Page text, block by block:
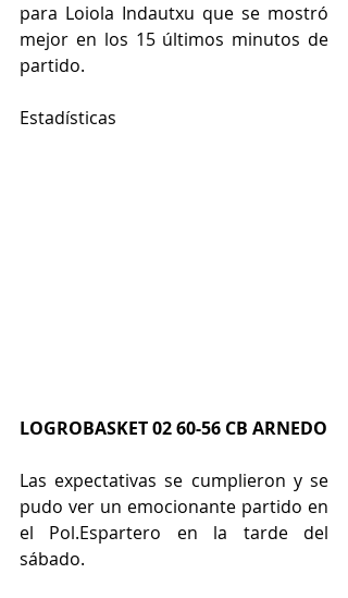
para Loiola Indautxu que se mostró
mejor en los 15 últimos minutos de
partido.
Estadísticas
LOGROBASKET 02 60-56 CB ARNEDO
Las expectativas se cumplieron y se
pudo ver un emocionante partido en
el Pol.Espartero en la tarde del
sábado.